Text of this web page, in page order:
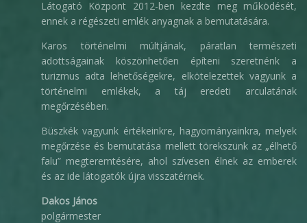
Látogató Központ 2012-ben kezdte meg működését,
ennek a régészeti emlék anyagnak a bemutatására.
Karos történelmi múltjának, páratlan természeti
adottságainak köszönhetően építeni szeretnénk a
turizmus adta lehetőségekre, elkötelezettek vagyunk a
történelmi emlékek, a táj eredeti arculatának
megőrzésében.
Büszkék vagyunk értékeinkre, hagyományainkra, melyek
megőrzése és bemutatása mellett törekszünk az „élhető
falu” megteremtésére, ahol szívesen élnek az emberek
és az ide látogatók újra visszatérnek.
Dakos János
polgármester